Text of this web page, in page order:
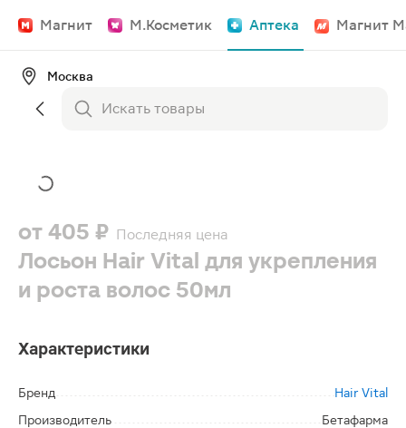
Магнит М.Косметик Аптека Магнит
Москва
от 405 ₽ Последняя цена
Лосьон Hair Vital для укрепления
и роста волос 50мл
Характеристики
Бренд
Hair Vital
Производитель
Бетафарма